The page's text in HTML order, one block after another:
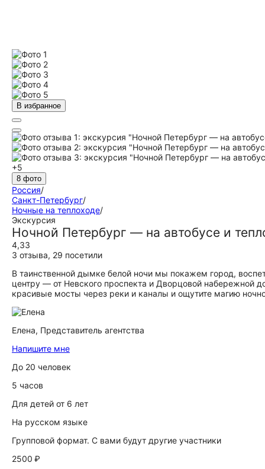
В избранное
+5
8 фото
Россия/
Санкт-Петербург/
Ночные на теплоходе/
Экскурсия
Ночной Петербург — на автобусе и
4,33
3 отзыва, 29 посетили
В таинственной дымке белой ночи мы покажем город,
центру — от Невского проспекта и Дворцовой набережной
красивые мосты через реки и каналы и ощутите магию
Елена, Представитель агентства
Напишите мне
До 20 человек
5 часов
Для детей от 6 лет
На русском языке
Групповой формат. С вами будут другие участники
2500 ₽